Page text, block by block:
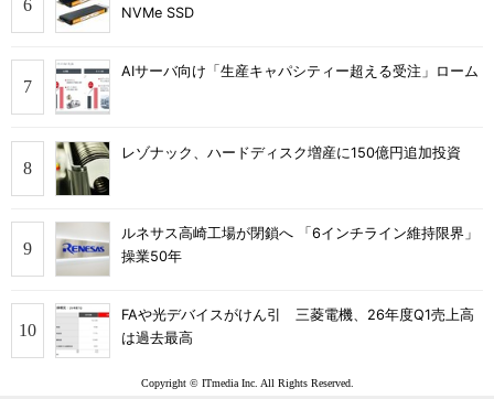
NVMe SSD
AIサーバ向け「生産キャパシティー超える受注」ローム
レゾナック、ハードディスク増産に150億円追加投資
ルネサス高崎工場が閉鎖へ 「6インチライン維持限界」
操業50年
FAや光デバイスがけん引 三菱電機、26年度Q1売上高
は過去最高
Copyright © ITmedia Inc. All Rights Reserved.